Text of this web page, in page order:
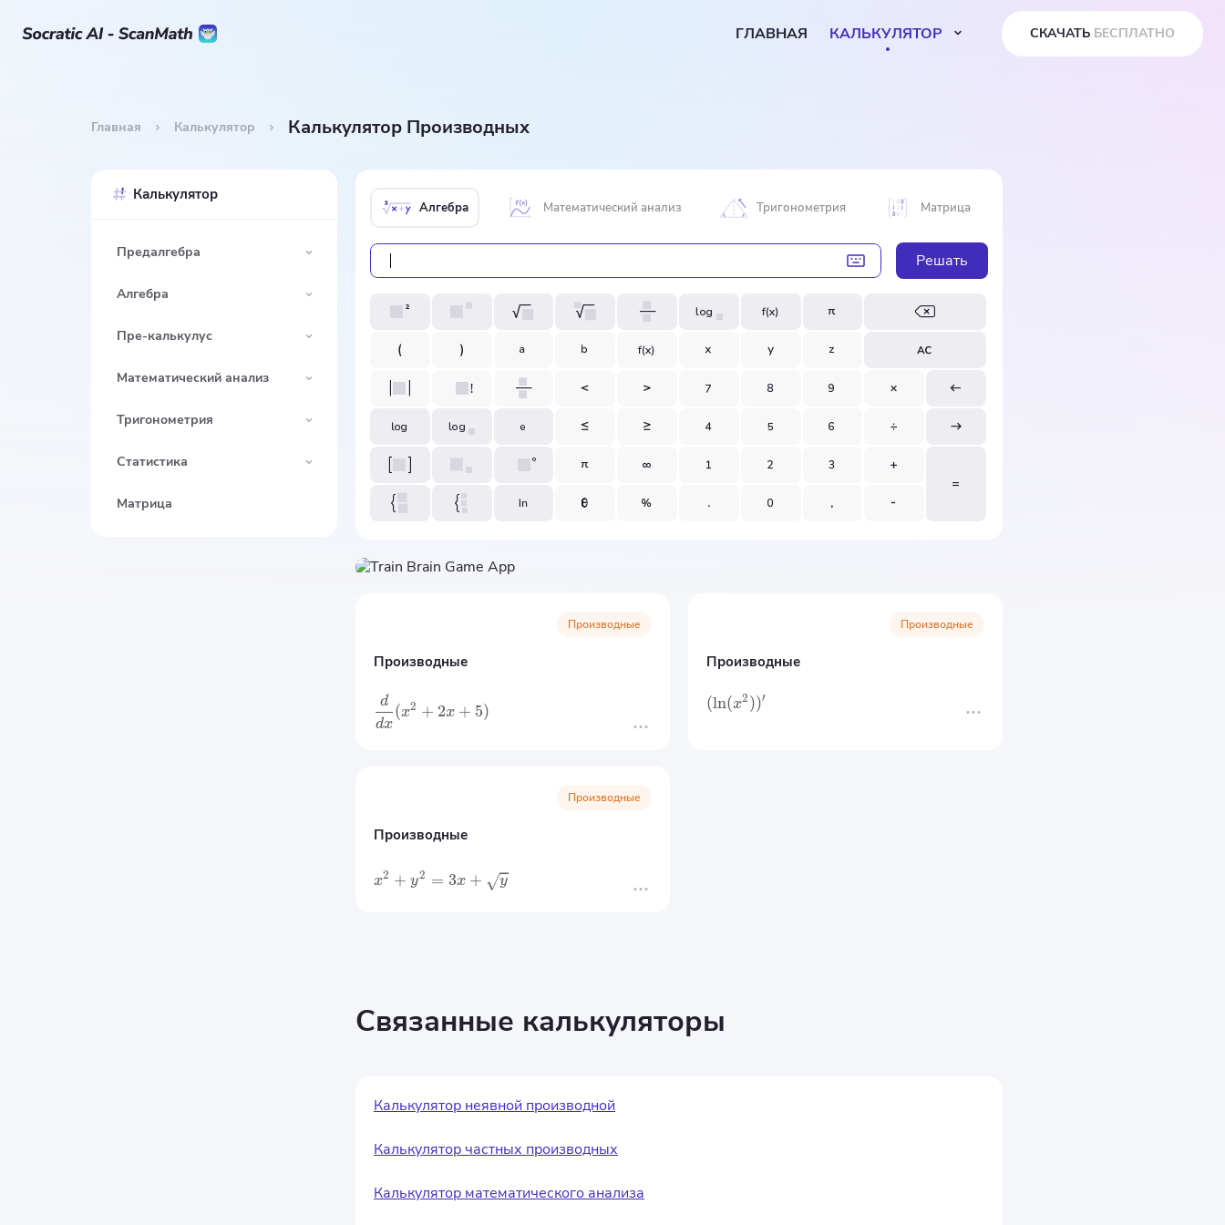
ГЛАВНАЯ КАЛЬКУЛЯТОР СКАЧАТЬ БЕСПЛАТНО
Главная Калькулятор Калькулятор Производных
Калькулятор
Предалгебра
Алгебра
Пре-калькулус
Математический анализ
Тригонометрия
Статистика
Матрица
Алгебра Математический анализ Тригонометрия Матрица
Решать
Производные
Производные
dx
d
(x2 + 2x + 5)
Производные
Производные
(ln(x2 ))′
Производные
Производные
x2 + y2 = 3x + y
Связанные калькуляторы
Калькулятор неявной производной
Калькулятор частных производных
Калькулятор математического анализа